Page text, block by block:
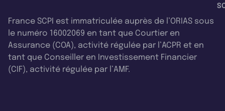
France SCPI est immatriculée auprès de l’ORIAS sous
le numéro 16002069 en tant que Courtier en
Assurance (COA), activité régulée par l’ACPR et en
tant que Conseiller en Investissement Financier
(CIF), activité régulée par l’AMF.